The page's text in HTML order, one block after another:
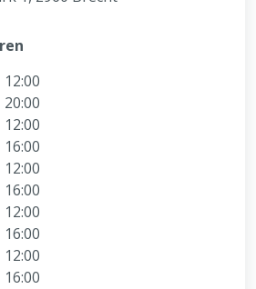
20:00
16:00
16:00
16:00
16:00